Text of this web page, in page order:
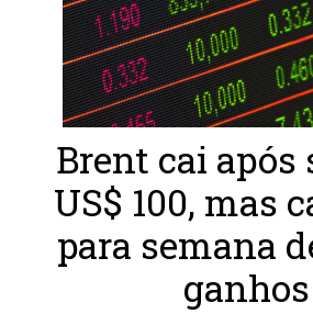
Brent cai após
US$ 100, mas
para semana
ganhos